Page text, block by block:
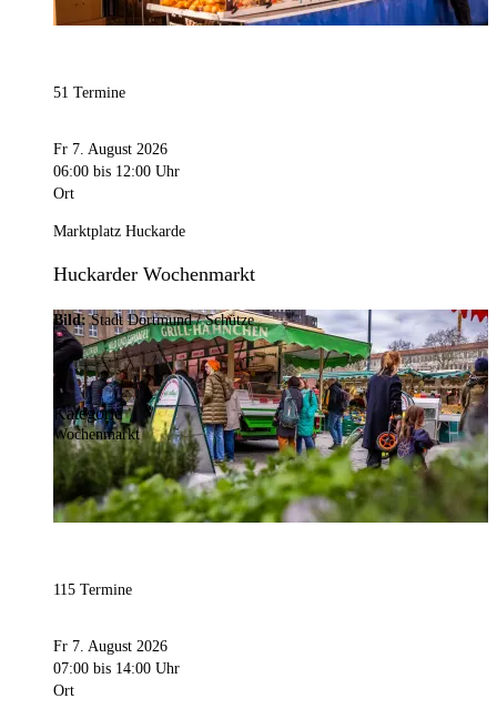
51 Termine
Fr 7. August 2026
06:00 bis 12:00 Uhr
Ort
Marktplatz Huckarde
Huckarder Wochenmarkt
Bild:Stadt Dortmund / Schütze
Kategorie
Wochenmarkt
115 Termine
Fr 7. August 2026
07:00 bis 14:00 Uhr
Ort